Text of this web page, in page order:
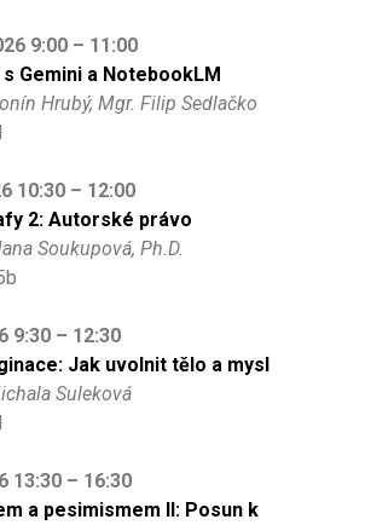
9:00 – 11:00
Gemini a NotebookLM
Hrubý, Mgr. Filip Sedlačko
10:30 – 12:00
2: Autorské právo
Soukupová, Ph.D.
9:30 – 12:30
Jak uvolnit tělo a mysl
Suleková
13:30 – 16:30
a pesimismem II: Posun k